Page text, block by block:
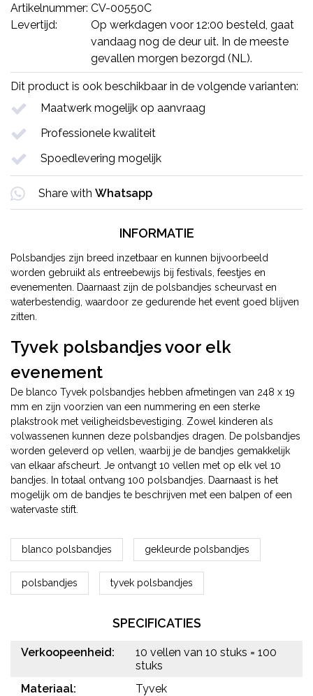
Artikelnummer: CV-00550C
Levertijd:
Op werkdagen voor 12:00 besteld, gaat
vandaag nog de deur uit. In de meeste
gevallen morgen bezorgd (NL).
Dit product is ook beschikbaar in de volgende varianten:
Maatwerk mogelijk op aanvraag
Professionele kwaliteit
Spoedlevering mogelijk
Share with Whatsapp
INFORMATIE
Polsbandjes zijn breed inzetbaar en kunnen bijvoorbeeld
worden gebruikt als entreebewijs bij festivals, feestjes en
evenementen. Daarnaast zijn de polsbandjes scheurvast en
waterbestendig, waardoor ze gedurende het event goed blijven
zitten.
Tyvek polsbandjes voor elk
evenement
De blanco Tyvek polsbandjes hebben afmetingen van 248 x 19
mm en zijn voorzien van een nummering en een sterke
plakstrook met veiligheidsbevestiging. Zowel kinderen als
volwassenen kunnen deze polsbandjes dragen. De polsbandjes
worden geleverd op vellen, waarbij je de bandjes gemakkelijk
van elkaar afscheurt. Je ontvangt 10 vellen met op elk vel 10
bandjes. In totaal ontvang 100 polsbandjes. Daarnaast is het
mogelijk om de bandjes te beschrijven met een balpen of een
watervaste stift.
blanco polsbandjes gekleurde polsbandjes
polsbandjes tyvek polsbandjes
SPECIFICATIES
Verkoopeenheid:
10 vellen van 10 stuks = 100
stuks
Materiaal:
Tyvek